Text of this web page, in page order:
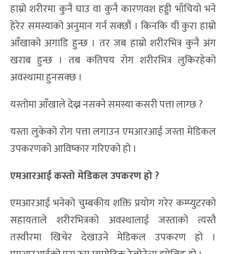
हाम्रो शरीरमा कुनै घाउ वा कुनै कारणवश हड्डी भाँचियो भने
हेरेर समस्याको अनुमान गर्न सक्छौं । किनकि यी कुरा हाम्रो
आँखाको अगाडि हुन्छ । तर जब हाम्रो शरीरभित्र कुनै अंग
खराब हुन्छ । तब कतिपय रोग शरीरभित्र लुकिरहेको
अवस्थामा हुनसक्छ ।
यस्तोमा आँखाले देख्न नसक्ने समस्या कसरी पत्ता लाग्छ ?
यस्ता लुकेको रोग पत्ता लगाउन एमआरआई जस्ता मेडिकल
उपकरणको आविष्कार गरिएको हो ।
एमआरआई कस्तो मेडिकल उपकरण हो ?
एमआरआई भनेको चुम्बकीय शक्ति प्रयोग गरेर कम्प्युटरको
सहायताले शरीरभित्रको अवस्थालाई जस्ताको त्यस्तै
तस्वीरमा खिचेर देखाउने मेडिकल उपकरण हो ।